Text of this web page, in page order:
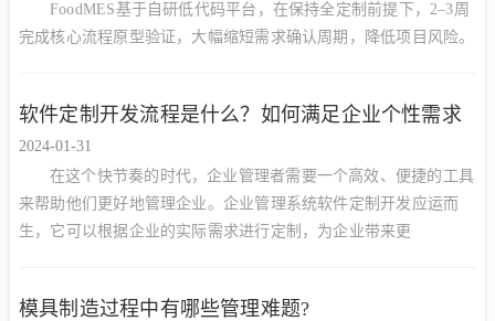
FoodMES基于自研低代码平台，在保持全定制前提下，2–3周
完成核心流程原型验证，大幅缩短需求确认周期，降低项目风险。
软件定制开发流程是什么？如何满足企业个性需求
2024-01-31
在这个快节奏的时代，企业管理者需要一个高效、便捷的工具
来帮助他们更好地管理企业。企业管理系统软件定制开发应运而
生，它可以根据企业的实际需求进行定制，为企业带来更
模具制造过程中有哪些管理难题?